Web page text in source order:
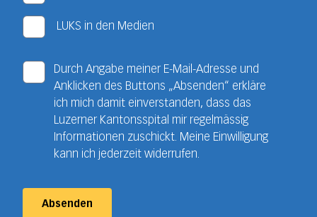
LUKS in den Medien
Durch Angabe meiner E-Mail-Adresse und
Anklicken des Buttons „Absenden“ erkläre
ich mich damit einverstanden, dass das
Luzerner Kantonsspital mir regelmässig
Informationen zuschickt. Meine Einwilligung
kann ich jederzeit widerrufen.
Absenden